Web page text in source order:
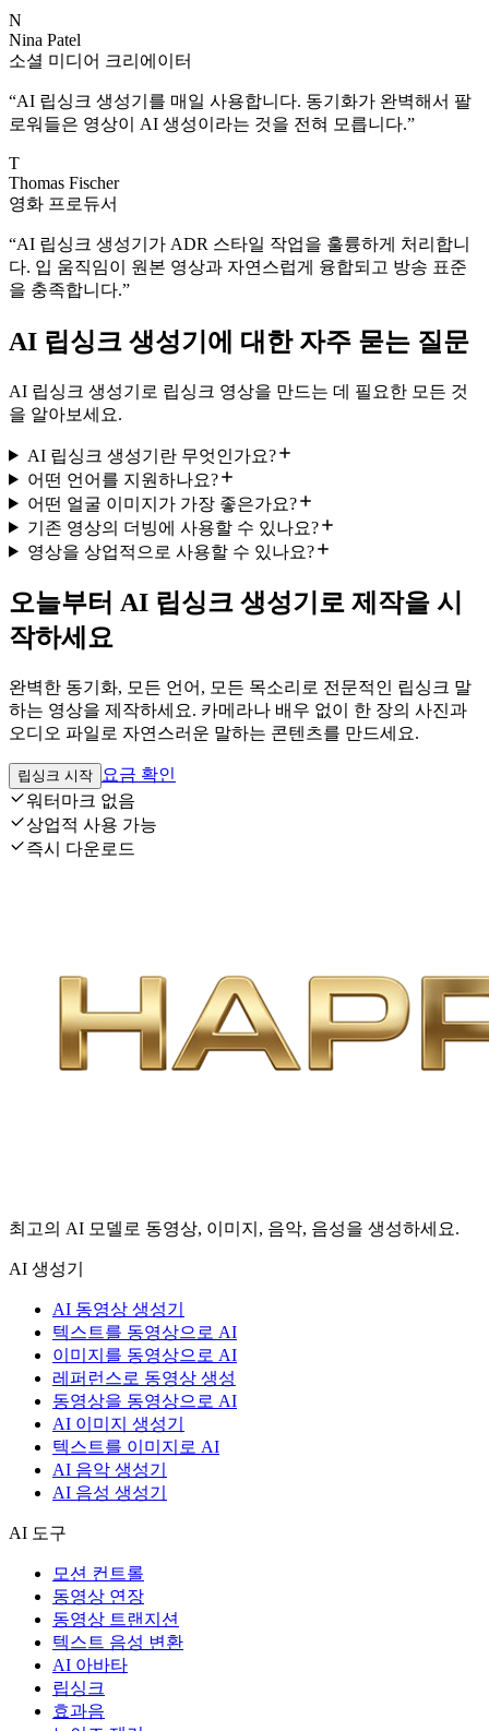
N
Nina Patel
소셜 미디어 크리에이터
“AI 립싱크 생성기를 매일 사용합니다. 동기화가 완벽해서 팔
로워들은 영상이 AI 생성이라는 것을 전혀 모릅니다.”
T
Thomas Fischer
영화 프로듀서
“AI 립싱크 생성기가 ADR 스타일 작업을 훌륭하게 처리합니
다. 입 움직임이 원본 영상과 자연스럽게 융합되고 방송 표준
을 충족합니다.”
AI 립싱크 생성기에 대한 자주 묻는 질문
AI 립싱크 생성기로 립싱크 영상을 만드는 데 필요한 모든 것
을 알아보세요.
AI 립싱크 생성기란 무엇인가요?
어떤 언어를 지원하나요?
어떤 얼굴 이미지가 가장 좋은가요?
기존 영상의 더빙에 사용할 수 있나요?
영상을 상업적으로 사용할 수 있나요?
오늘부터 AI 립싱크 생성기로 제작을 시
작하세요
완벽한 동기화, 모든 언어, 모든 목소리로 전문적인 립싱크 말
하는 영상을 제작하세요. 카메라나 배우 없이 한 장의 사진과
오디오 파일로 자연스러운 말하는 콘텐츠를 만드세요.
립싱크 시작
요금 확인
워터마크 없음
상업적 사용 가능
즉시 다운로드
최고의 AI 모델로 동영상, 이미지, 음악, 음성을 생성하세요.
AI 생성기
AI 동영상 생성기
텍스트를 동영상으로 AI
이미지를 동영상으로 AI
레퍼런스로 동영상 생성
동영상을 동영상으로 AI
AI 이미지 생성기
텍스트를 이미지로 AI
AI 음악 생성기
AI 음성 생성기
AI 도구
모션 컨트롤
동영상 연장
동영상 트랜지션
텍스트 음성 변환
AI 아바타
립싱크
효과음